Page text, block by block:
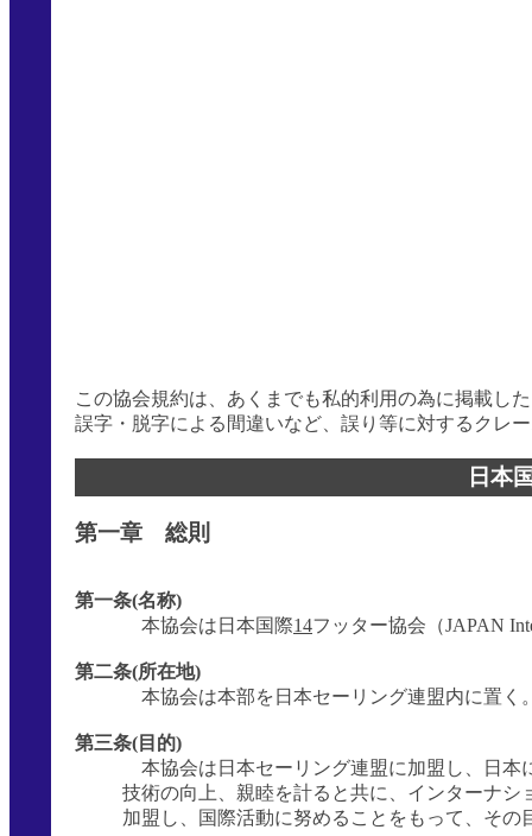
この協会規約は、あくまでも私的利用の為に掲載し
誤字・脱字による間違いなど、誤り等に対するクレ
日本
第一章 総則
第一条(名称)
本協会は日本国際14フッター協会（JAPAN
第二条(所在地)
本協会は本部を日本セーリング連盟内に置く
第三条(目的)
本協会は日本セーリング連盟に加盟し、日本
技術の向上、親睦を計ると共に、インターナシ
加盟し、国際活動に努めることをもって、その